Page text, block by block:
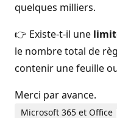
quelques milliers.
👉 Existe-t-il une
le nombre total de
contenir une feuille
Merci par avance.
Microsoft 365 et